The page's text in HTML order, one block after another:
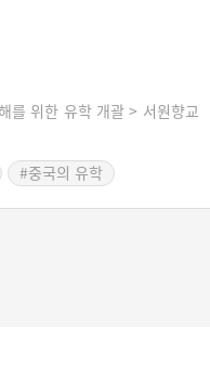
를 위한 유학 개괄 > 서원향교
#중국의 유학